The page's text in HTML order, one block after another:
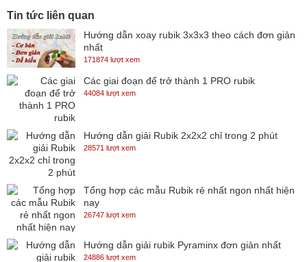
Tin tức liên quan
Hướng dẫn xoay rubik 3x3x3 theo cách đơn giản
nhất
171874 lượt xem
Các giai đoạn để trở thành 1 PRO rubik
44084 lượt xem
Hướng dẫn giải Rubik 2x2x2 chỉ trong 2 phút
28571 lượt xem
Tổng hợp các mẫu Rubik rẻ nhất ngon nhất hiện
nay
26747 lượt xem
Hướng dẫn giải rubik Pyraminx đơn giản nhất
24886 lượt xem